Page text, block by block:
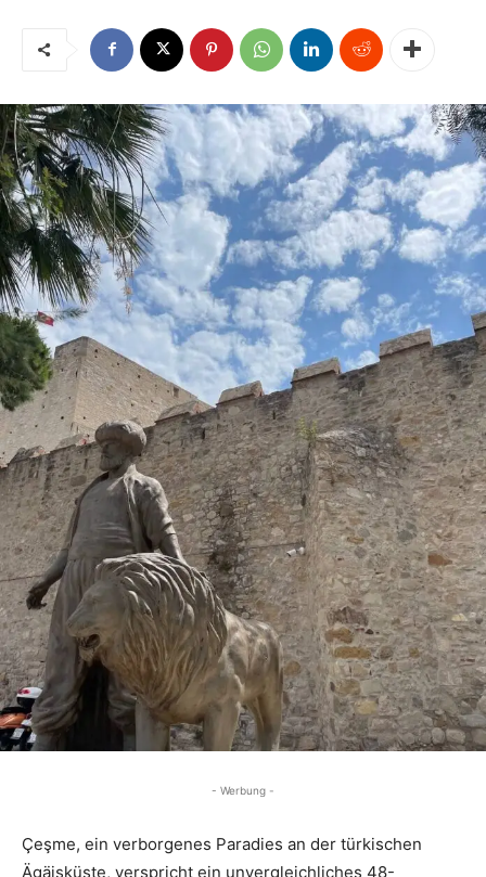
- Werbung -
Çeşme, ein verborgenes Paradies an der türkischen
Ägäisküste, verspricht ein unvergleichliches 48-